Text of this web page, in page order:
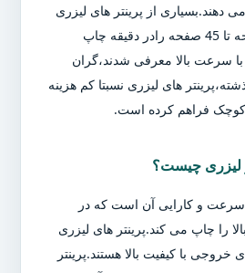
دهند.بسیاری از پرینتر های لیزری
خانگی می توانند از 18 صفحه تا 45 صفحه رادر دقیقه چاپ
با سرعت بالا معرفی شدند،گران
های لیزری نسبتا کم هزینه
کوچک فراهم کرده است.
لیزری چیست؟
و کارایی آن است که در
را چاپ می کند.پرینتر های لیزری
خروجی با کیفیت بالا هستند.پرینتر